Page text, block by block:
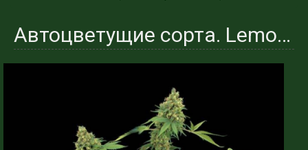
Автоцветущие сорта. Lemon Skunk (Лимон Скунк ТГК 18%)